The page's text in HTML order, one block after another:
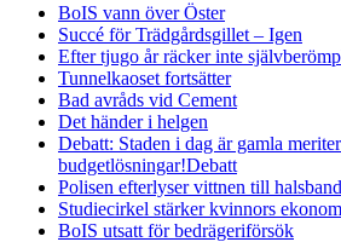
BoIS vann över Öster
Succé för Trädgårdsgillet – Igen
Efter tjugo år räcker inte självberöm
Tunnelkaoset fortsätter
Bad avråds vid Cement
Det händer i helgen
Debatt: Staden i dag är gamla
budgetlösningar!Debatt
Polisen efterlyser vittnen till
Studiecirkel stärker kvinnors
BoIS utsatt för bedrägeriförsök